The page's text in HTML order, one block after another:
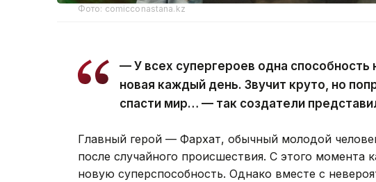
Фото: comicconastana.kz
— У всех супергероев одна
новая каждый день. Звучит круто, но
спасти мир… — так создатели
Главный герой — Фархат, обычный молодой
после случайного происшествия. С этого
новую суперспособность. Однако вместе с